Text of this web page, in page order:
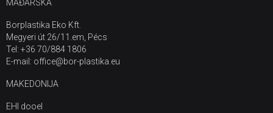
MAĐARSKA
Borplastika Eko Kft.
Megyeri út 26/11.em, Pécs
Tel: +36 70/884 1806
E-mail: office@bor-plastika.eu
MAKEDONIJA
EHI dooel